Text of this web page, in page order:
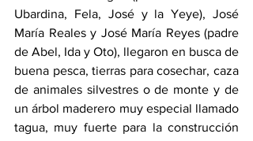
Ubardina, Fela, José y la Yeye), José
María Reales y José María Reyes (padre
de Abel, Ida y Oto), llegaron en busca de
buena pesca, tierras para cosechar, caza
de animales silvestres o de monte y de
un árbol maderero muy especial llamado
tagua, muy fuerte para la construcción